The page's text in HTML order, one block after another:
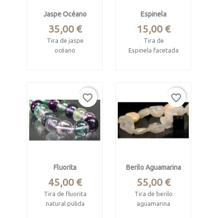
No tiene cierre
Jaspe Océano
Precio
35,00 €
Tira de jaspe
océano
Longitud 39 cm.
Cuentas pulidas tipo
oval. Miden 40 x 20 x
6 mm
Espinela
Precio
15,00 €
Tira de
Espinela facetada
Longitud de la tira
32.5 cm
Procede de Sry-
Lanka.
collares pulseras y
pendientes.
Fluorita
Precio
45,00 €
Tira de fluorita
natural pulida
favorite_border
Berilo Aguamarina
Precio
55,00 €
Tira de berilo
aguamarina
favorite_border